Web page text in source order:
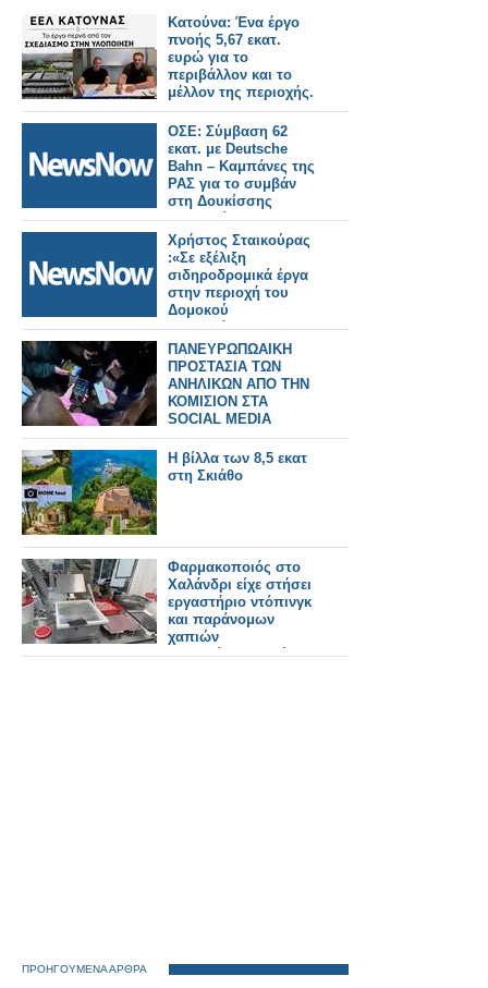
Κατούνα: Ένα έργο
πνοής 5,67 εκατ.
ευρώ για το
περιβάλλον και το
μέλλον της περιοχής.
ΟΣΕ: Σύμβαση 62
εκατ. με Deutsche
Bahn – Καμπάνες της
ΡΑΣ για το συμβάν
στη Δουκίσσης
Πλακεντίας.
Χρήστος Σταικούρας
:«Σε εξέλιξη
σιδηροδρομικά έργα
στην περιοχή του
Δομοκού
αποκατάστασης
Daniel 188 εκατ. ευρώ.
ΠΑΝΕΥΡΩΠΩΑΙΚΗ
ΠΡΟΣΤΑΣΙΑ ΤΩΝ
ΑΝΗΛΙΚΩΝ ΑΠΟ ΤΗΝ
ΚΟΜΙΣΙΟΝ ΣΤΑ
SOCIAL MEDIA
Η βίλλα των 8,5 εκατ
στη Σκιάθο
Φαρμακοποιός στο
Χαλάνδρι είχε στήσει
εργαστήριο ντόπινγκ
και παράνομων
χαπιών
αδυνατίσματος, έκανε
ΠΡΟΗΓΟΥΜΕΝΑ ΑΡΘΡΑ